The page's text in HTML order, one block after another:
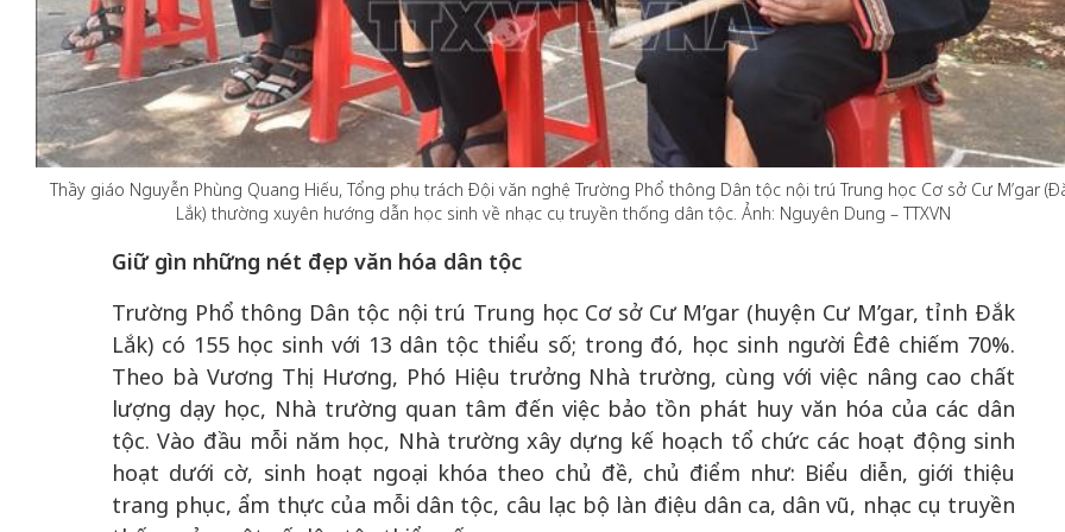
Thầy giáo Nguyễn Phùng Quang Hiếu, Tổng phụ trách Đội văn nghệ Trường Phổ thông Dân tộc nội trú Trung học Cơ sở Cư M’gar
Lắk) thường xuyên hướng dẫn học sinh về nhạc cụ truyền thống dân tộc. Ảnh: Nguyên Dung – TTXVN
Giữ gìn những nét đẹp văn hóa dân tộc
Trường Phổ thông Dân tộc nội trú Trung học Cơ sở Cư M’gar (huyện Cư M’gar, tỉnh Đắk
Lắk) có 155 học sinh với 13 dân tộc thiểu số; trong đó, học sinh người Êđê chiếm 70%.
Theo bà Vương Thị Hương, Phó Hiệu trưởng Nhà trường, cùng với việc nâng cao chất
lượng dạy học, Nhà trường quan tâm đến việc bảo tồn phát huy văn hóa của các dân
tộc. Vào đầu mỗi năm học, Nhà trường xây dựng kế hoạch tổ chức các hoạt động sinh
hoạt dưới cờ, sinh hoạt ngoại khóa theo chủ đề, chủ điểm như: Biểu diễn, giới thiệu
trang phục, ẩm thực của mỗi dân tộc, câu lạc bộ làn điệu dân ca, dân vũ, nhạc cụ truyền
Hà Nội vững bước vào
mới - Kỳ 5: Thủ đô qua
lăng kính số hóa
50 năm Việt Nam gia
nhập UNESCO: Khơi
nguồn nội lực văn hóa,
tạo | Kỳ 4: Sáng kiến
50 năm Việt Nam gia
nhập UNESCO: Khơi
nguồn nội lực văn hóa,
Việt Nam
50 năm Việt
nhập
nguồn nội lực
định hình vị
quyết định